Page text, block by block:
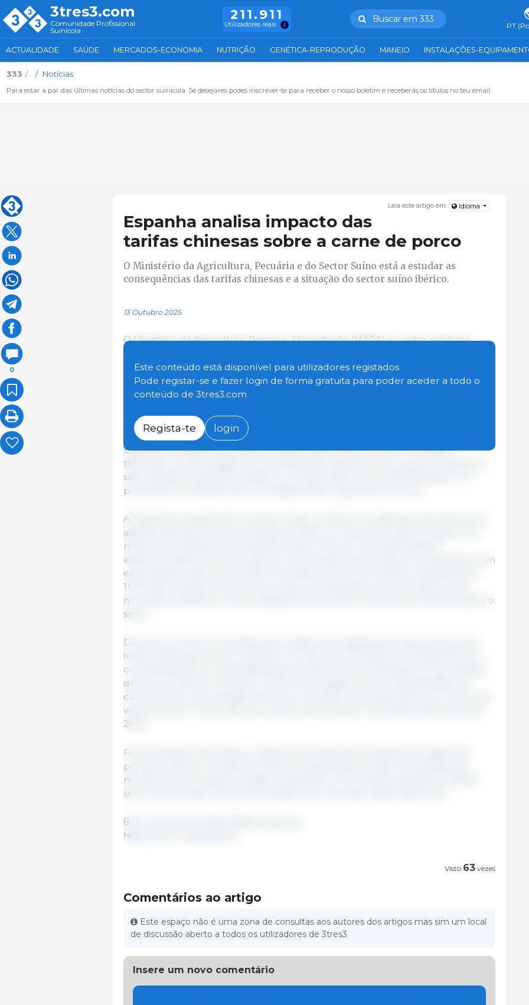
3tres3.com
Comunidade Profissional
Suinícola
211.911
Utilizadores reais
Buscar em 333
PT
ACTUALIDADE SAÚDE MERCADOS-ECONOMIA NUTRIÇÃO GENÉTICA-REPRODUÇÃO MANEIO INSTALAÇÕES-
333 Notícias
Para estar a par das últimas notícias do sector suinícola. Se desejares podes inscrever-te para receber o nosso boletim e receberás os títulos no teu email.
0
Leia este artigo em: Idioma
Espanha analisa impacto das
tarifas chinesas sobre a carne de porco
O Ministério da Agricultura, Pecuária e do Sector Suíno está a estudar as
consequências das tarifas chinesas e a situação do sector suíno ibérico.
13 Outubro 2025
O Ministério da Agricultura, Pescas e Alimentação (MAPA) e o setor suinícola
europeia, em vigor desde 10 de setembro. A Secretária-Geral dos Recursos
Agrícolas e Segurança Alimentar, Ana Rodríguez, presidiu à reunião, que analisou
os dados económicos e os potenciais efeitos desta medida nas empresas
As tarifas, consideradas concorrência desleal, variam entre os 15,6% e os 20% para
Espanha e chegam aos 62,4% em alguns casos dentro da UE. O ministério
transmitiu uma mensagem de tranquilidade e garantiu que o governo apoiará o
setor afetado. Rodríguez enfatizou a colaboração entre a administração e os
produtores, confiando que as medidas serão suspensas em breve.
A Espanha é atualmente o terceiro maior produtor mundial de carne de porco,
apenas atrás da China e dos Estados Unidos, e o maior da União Europeia, com
mais de 4,9 milhões de toneladas anuais. A China é o principal destino
extracomunitário da carne de porco e dos subprodutos de porco espanhóis, com
exportações superiores a 1,097 mil milhões de euros em 2024, o equivalente a
11,2% da produção nacional. Além disso, foi celebrada a recente abertura do
mercado australiano à carne tratada termicamente, uma procura histórica para o
setor.
Durante o encontro foi destacado o papel das Organizações Agroalimentares
Interprofissionais, como a Interporc e a Asici, que fortalecem a transparência, a
competitividade e a sustentabilidade do setor. Foram referidas a nova extensão
da norma Interporc, focada no reforço da imagem e da competitividade da
carne de porco de pelagem branca, e o projeto Asici, atualmente em curso, que
visa promover a carne de porco ibérica e fomentar a renovação geracional até
2030.
Foram também discutidos o estado actual das denominações de origem do
presunto ibérico e o desenvolvimento da aplicação Ecogan, concebida para
monitorizar as emissões do gado, juntamente com novas propostas europeias
sobre o bem-estar animal nos transportes e nas explorações agrícolas.
8 de outubro de 2025/ MAPA/ Espanha.
https://www.mapa.gob.es
Este conteúdo está disponível para utilizadores registados
Pode registar-se e fazer login de forma gratuita para poder aceder a todo o
conteúdo de 3tres3.com
Regista-te login
Visto 63 vezes
Comentários ao artigo
Este espaço não é uma zona de consultas aos autores dos artigos mas sim um local
de discussão aberto a todos os utilizadores de 3tres3
Insere um novo comentário